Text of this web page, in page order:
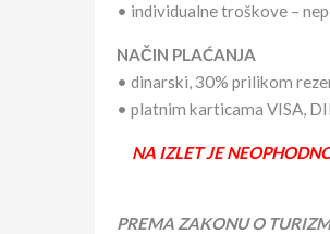
• individualne troškove –
NAČIN PLAĆANJA
• dinarski, 30% prilikom
• platnim karticama VISA,
NA IZLET JE
PREMA ZAKONU O